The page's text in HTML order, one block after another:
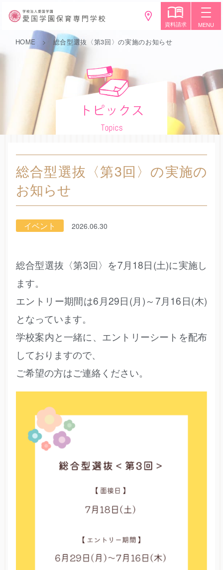
資料請求 MENU
HOME 総合型選抜〈第3回〉の実施のお知らせ
総合型選抜〈第3回〉の実施の
お知らせ
イベント 2026.06.30
総合型選抜〈第3回〉を7月18日(土)に実施し
ます。
エントリー期間は6月29日(月)～7月16日(木)
となっています。
学校案内と一緒に、エントリーシートを配布
しておりますので、
ご希望の方はご連絡ください。